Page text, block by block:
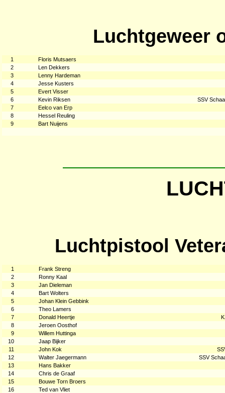
Luchtgeweer
1
Floris Mutsaers
2
Len Dekkers
3
Lenny Hardeman
4
Jesse Kusters
5
Evert Visser
6
Kevin Riksen
SSV
7
Eelco van Erp
8
Hessel Reuling
9
Bart Nuijens
Luchtpistool
1
Frank Streng
2
Ronny Kaal
3
Jan Dieleman
4
Bart Wolters
5
Johan Klein Gebbink
6
Theo Lamers
7
Donald Heertje
8
Jeroen Oosthof
9
Willem Huttinga
10
Jaap Bijker
11
John Kok
12
Walter Jaegermann
SSV
13
Hans Bakker
14
Chris de Graaf
15
Bouwe Torn Broers
16
Ted van Vliet